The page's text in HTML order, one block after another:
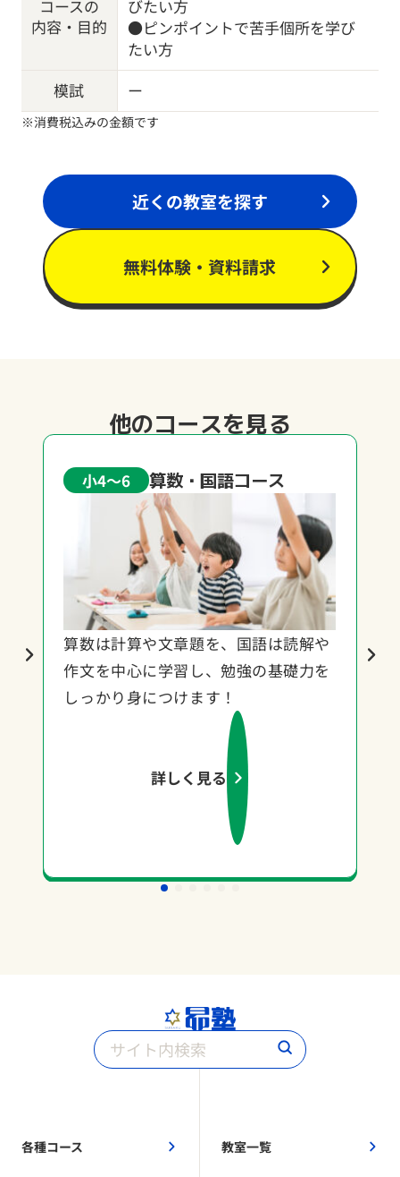
コースの
内容・目的
びたい方
●ピンポイントで苦手個所を学び
たい方
模試
ー
※消費税込みの金額です
近くの教室を探す
無料体験・資料請求
他のコースを見る
小4〜6 算数・国語コース
算数は計算や文章題を、国語は読解や
作文を中心に学習し、勉強の基礎力を
しっかり身につけます！
詳しく見る
各種コース 教室一覧